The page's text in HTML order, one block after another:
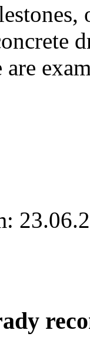
are